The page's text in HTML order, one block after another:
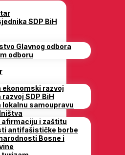
SDP BiH
Glavnog odbora
odboru
ekonomski razvoj
SDP BiH
lokalnu samoupravu
afirmaciju i zaštitu
antifašističke borbe
Bosne i